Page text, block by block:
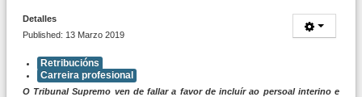
Detalles
Published: 13 Marzo 2019
Retribucións
Carreira profesional
O Tribunal Supremo ven de fallar a favor de incluír ao persoal interino e